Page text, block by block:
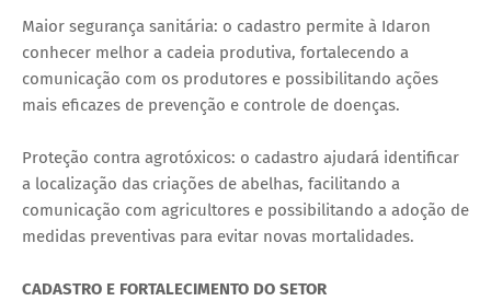
Maior segurança sanitária: o cadastro permite à Idaron
conhecer melhor a cadeia produtiva, fortalecendo a
comunicação com os produtores e possibilitando ações
mais eficazes de prevenção e controle de doenças.
Proteção contra agrotóxicos: o cadastro ajudará identificar
a localização das criações de abelhas, facilitando a
comunicação com agricultores e possibilitando a adoção de
medidas preventivas para evitar novas mortalidades.
CADASTRO E FORTALECIMENTO DO SETOR